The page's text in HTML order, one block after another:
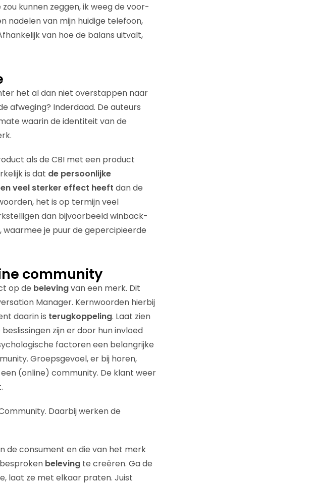
kunnen zeggen, ik weeg de voor-
nadelen van mijn huidige telefoon,
van hoe de balans uitvalt,
het al dan niet overstappen naar
afweging? Inderdaad. De auteurs
waarin de identiteit van de
als de CBI met een product
is dat de persoonlijke
veel sterker effect heeft dan de
het is op termijn veel
dan bijvoorbeeld winback-
je puur de gepercipieerde
community
op de belevingvan een merk. Dit
Manager. Kernwoorden hierbij
daarin is terugkoppeling. Laat zien
zijn er door hun invloed
factoren een belangrijke
Groepsgevoel, er bij horen,
(online) community. De klant weer
Daarbij werken de
de consument en die van het merk
beleving te creëren. Ga de
laat ze met elkaar praten. Juist